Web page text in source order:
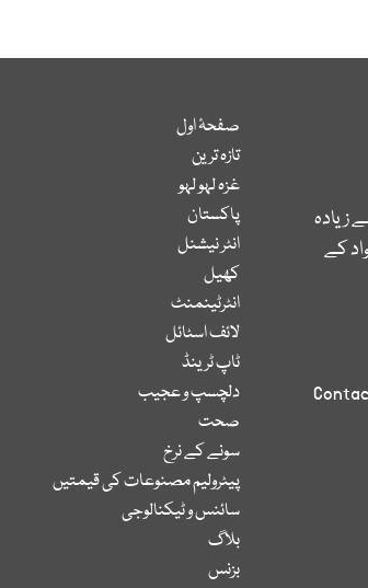
زیادہ
کے
صفحۂ اول
تازہ ترین
غزہ لہو لہو
پاکستان
انٹر نیشنل
کھیل
انٹرٹینمنٹ
لائف اسٹائل
ٹاپ ٹرینڈ
دلچسپ و عجیب
صحت
سونے کے نرخ
پیٹرولیم مصنوعات کی قیمتیں
سائنس و ٹیکنالوجی
بلاگ
بزنس